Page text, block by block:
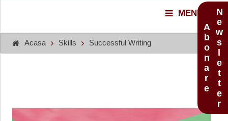
MENU
Acasa Skills Successful Writing Newsletter
Abonare